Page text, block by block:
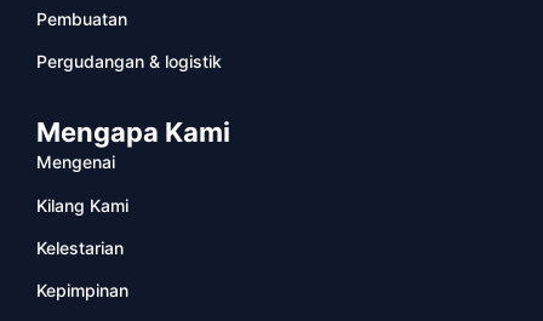
Pembuatan
Pergudangan & logistik
Mengapa Kami
Mengenai
Kilang Kami
Kelestarian
Kepimpinan